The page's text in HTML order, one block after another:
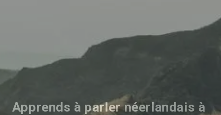
Apprends à parler néerlandais à